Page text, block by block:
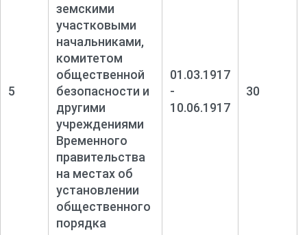
5
земскими
участковыми
начальниками,
комитетом
общественной
безопасности и
другими
учреждениями
Временного
правительства
на местах об
установлении
общественного
порядка
01.03.1917
-
10.06.1917
30